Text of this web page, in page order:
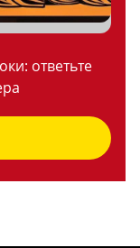
ответьте